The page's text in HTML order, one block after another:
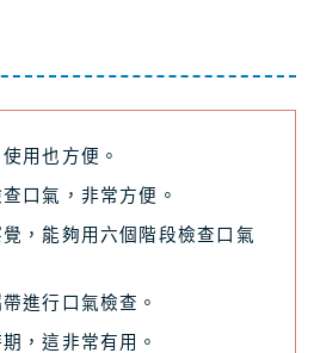
用也方便。
口氣，非常方便。
，能夠用六個階段檢查口氣
進行口氣檢查。
，這非常有用。